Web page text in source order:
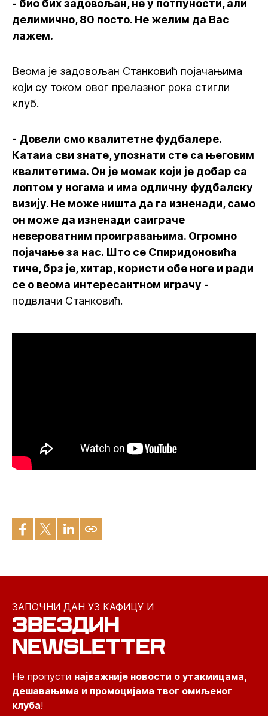
- био бих задовољан, не у потпуности, али
делимично, 80 посто. Не желим да Вас
лажем.
Веома је задовољан Станковић појачањима
који су током овог прелазног рока стигли
клуб.
- Довели смо квалитетне фудбалере.
Катаиа сви знате, упознати сте са његовим
квалитетима. Он је момак који је добар са
лоптом у ногама и има одличну фудбалску
визију. Не може ништа да га изненади, само
он може да изненади саиграче
невероватним проигравањима. Огромно
појачање за нас. Што се Спиридоновића
тиче, брз је, хитар, користи обе ноге и ради
се о веома интересантном играчу -
подвлачи Станковић.
ЗАПОЧНИ ДАН УЗ КАФИЦУ И
ЗВЕЗДИН
NEWSLETTER
Не пропусти најважније новости о утакмицама,
дешавањима и промоцијама твог омиљеног
клуба!